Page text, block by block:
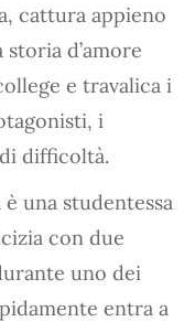
cattura appieno
d’amore
e travalica i
i
difficoltà.
una studentessa
con due
uno dei
entra a